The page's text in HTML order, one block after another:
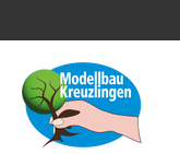
Hauptinhalt
springen